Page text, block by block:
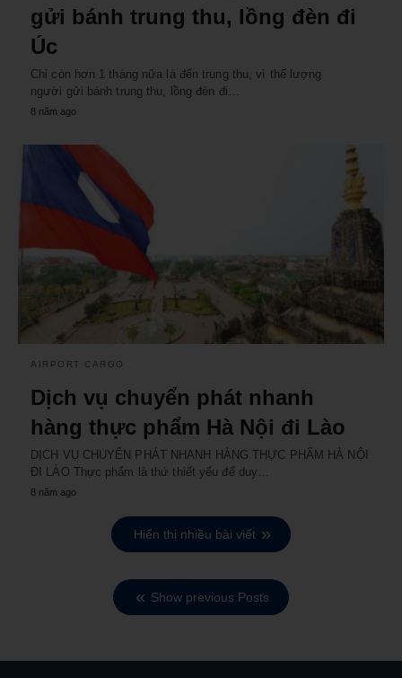
gửi bánh trung thu, lồng đèn đi
Úc
Chỉ còn hơn 1 tháng nữa là đến trung thu, vì thế lượng
người gửi bánh trung thu, lồng đèn đi…
8 năm ago
AIRPORT CARGO
Dịch vụ chuyển phát nhanh
hàng thực phẩm Hà Nội đi Lào
DỊCH VỤ CHUYỂN PHÁT NHANH HÀNG THỰC PHẨM HÀ NỘI
ĐI LÀO Thực phẩm là thứ thiết yếu để duy…
8 năm ago
Hiển thị nhiều bài viết
Show previous Posts